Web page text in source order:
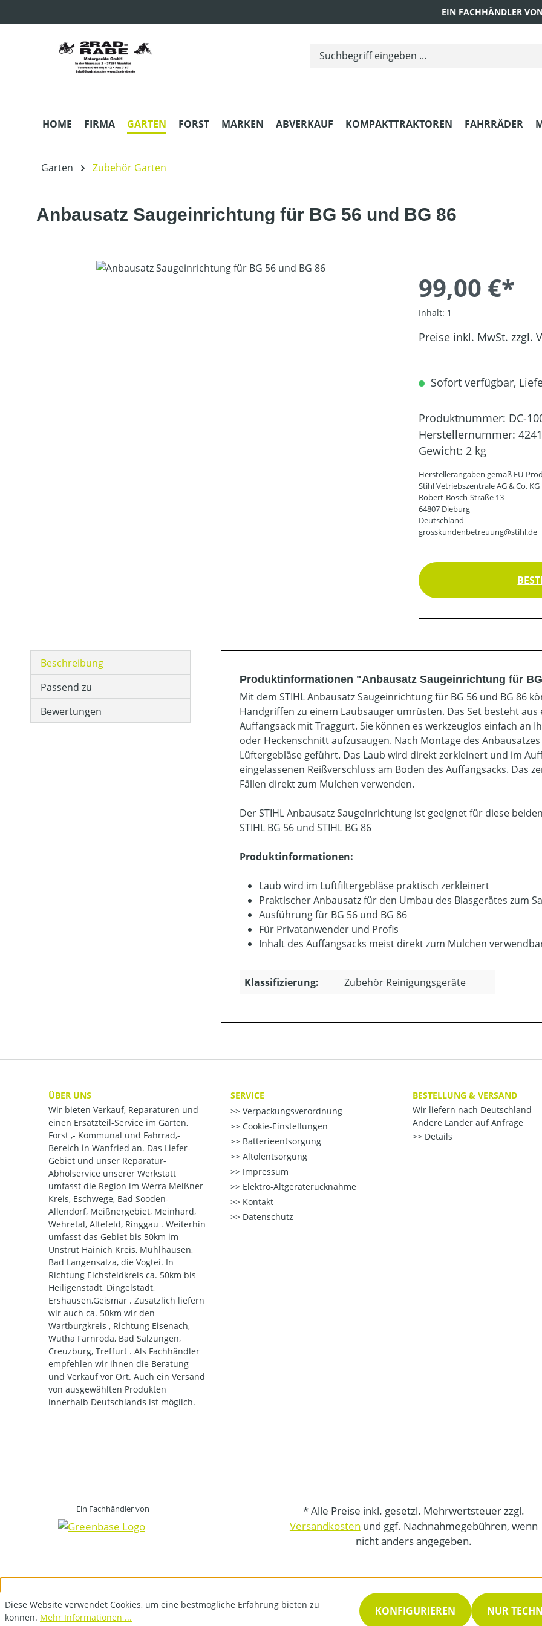
EIN FACHHÄNDLER
HOME FIRMA GARTEN FORST MARKEN ABVERKAUF KOMPAKTTRAKTOREN FAHRRÄDER
Garten Zubehör Garten
Anbausatz Saugeinrichtung für BG 56 und BG 86
Bildergalerie überspringen
99,00 €*
Inhalt: 1
Preise inkl. MwSt. zzgl.
Sofort verfügbar,
Produktnummer: DC-
Herstellernummer:
Gewicht: 2 kg
Herstellerangaben gemäß EU-
Stihl Vetriebszentrale AG & Co. KG
Robert-Bosch-Straße 13
64807 Dieburg
Deutschland
grosskundenbetreuung@stihl.de
Beschreibung
Passend zu
Bewertungen
Produktinformationen "Anbausatz Saugeinrichtung für
Mit dem STIHL Anbausatz Saugeinrichtung für BG 56 und BG 86
Handgriffen zu einem Laubsauger umrüsten. Das Set besteht
Auffangsack mit Traggurt. Sie können es werkzeuglos einfach an
oder Heckenschnitt aufzusaugen. Nach Montage des
Lüftergebläse geführt. Das Laub wird direkt zerkleinert und im
eingelassenen Reißverschluss am Boden des Auffangsacks. Das
Fällen direkt zum Mulchen verwenden.
Der STIHL Anbausatz Saugeinrichtung ist geeignet für diese
STIHL BG 56 und STIHL BG 86
Produktinformationen:
Laub wird im Luftfiltergebläse praktisch zerkleinert
Praktischer Anbausatz für den Umbau des Blasgerätes zum
Ausführung für BG 56 und BG 86
Für Privatanwender und Profis
Inhalt des Auffangsacks meist direkt zum Mulchen
Klassifizierung: Zubehör Reinigungsgeräte
ÜBER UNS
Wir bieten Verkauf, Reparaturen und
einen Ersatzteil-Service im Garten,
Forst ,- Kommunal und Fahrrad,-
Bereich in Wanfried an. Das Liefer-
Gebiet und unser Reparatur-
Abholservice unserer Werkstatt
umfasst die Region im Werra Meißner
Kreis, Eschwege, Bad Sooden-
Allendorf, Meißnergebiet, Meinhard,
Wehretal, Altefeld, Ringgau . Weiterhin
umfasst das Gebiet bis 50km im
Unstrut Hainich Kreis, Mühlhausen,
Bad Langensalza, die Vogtei. In
Richtung Eichsfeldkreis ca. 50km bis
Heiligenstadt, Dingelstädt,
Ershausen,Geismar . Zusätzlich liefern
wir auch ca. 50km wir den
Wartburgkreis , Richtung Eisenach,
Wutha Farnroda, Bad Salzungen,
Creuzburg, Treffurt . Als Fachhändler
empfehlen wir ihnen die Beratung
und Verkauf vor Ort. Auch ein Versand
von ausgewählten Produkten
innerhalb Deutschlands ist möglich.
SERVICE
Verpackungsverordnung
Cookie-Einstellungen
Batterieentsorgung
Altölentsorgung
Impressum
Elektro-Altgeräterücknahme
Kontakt
Datenschutz
BESTELLUNG & VERSAND
Wir liefern nach Deutschland
Andere Länder auf Anfrage
Details
Ein Fachhändler von
* Alle Preise inkl. gesetzl. Mehrwertsteuer zzgl.
Versandkosten und ggf. Nachnahmegebühren, wenn
nicht anders angegeben.
Diese Website verwendet Cookies, um eine bestmögliche Erfahrung bieten zu
können. Mehr Informationen ... NUR
KONFIGURIEREN